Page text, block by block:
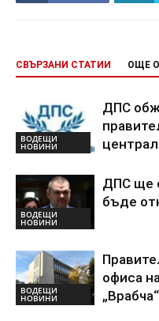
СВЪРЗАНИ СТАТИИ ОЩЕ
ВОДЕЩИ
НОВИНИ
ДПС
ВОДЕЩИ
НОВИНИ
ДПС ще
бъде
ВОДЕЩИ
НОВИНИ
офиса